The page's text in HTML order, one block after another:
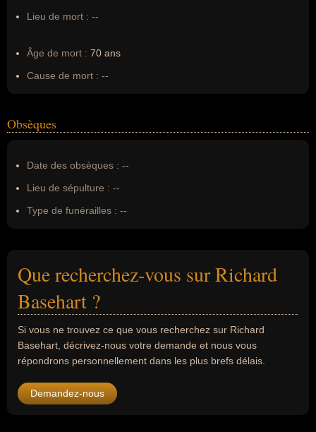
Lieu de mort : --
Âge de mort : 70 ans
Cause de mort : --
Obsèques
Date des obsèques : --
Lieu de sépulture : --
Type de funérailles : --
Que recherchez-vous sur Richard
Basehart ?
Si vous ne trouvez ce que vous recherchez sur Richard
Basehart, décrivez-nous votre demande et nous vous
répondrons personnellement dans les plus brefs délais.
Demandez-nous